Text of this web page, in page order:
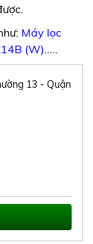
Máy lọc
(W)
13 - Quận